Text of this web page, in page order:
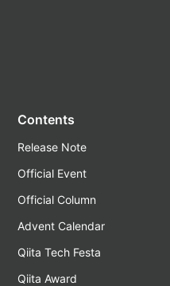
Contents
Release Note
Official Event
Official Column
Advent Calendar
Qiita Tech Festa
Qiita Award